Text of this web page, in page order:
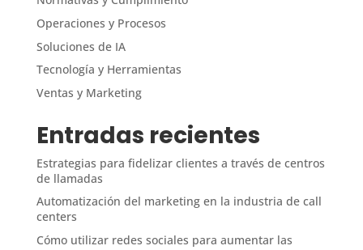
Operaciones y Procesos
Soluciones de IA
Tecnología y Herramientas
Ventas y Marketing
Entradas recientes
Estrategias para fidelizar clientes a través de centros
de llamadas
Automatización del marketing en la industria de call
centers
Cómo utilizar redes sociales para aumentar las